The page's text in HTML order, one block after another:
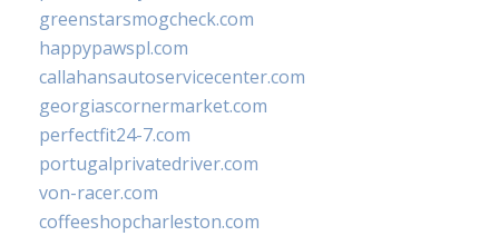
greenstarsmogcheck.com
happypawspl.com
callahansautoservicecenter.com
georgiascornermarket.com
perfectfit24-7.com
portugalprivatedriver.com
von-racer.com
coffeeshopcharleston.com